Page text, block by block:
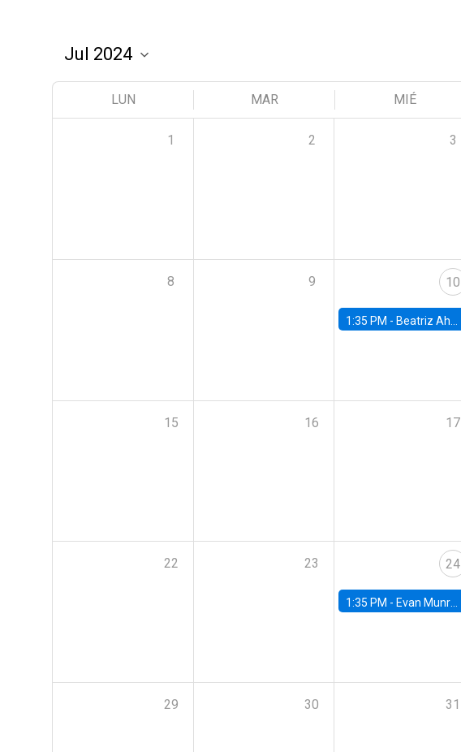
LUN MAR MIÉ
1 2 3
8 9 10
1:35 PM - Beatriz Ahumada, PhD candidate, Universidad de Pittsburgh
15 16 17
22 23 24
1:35 PM - Evan Munro, Neyman Visiting Assistant Professor in the Department of Statistics at UC Berkeley
29 30 31